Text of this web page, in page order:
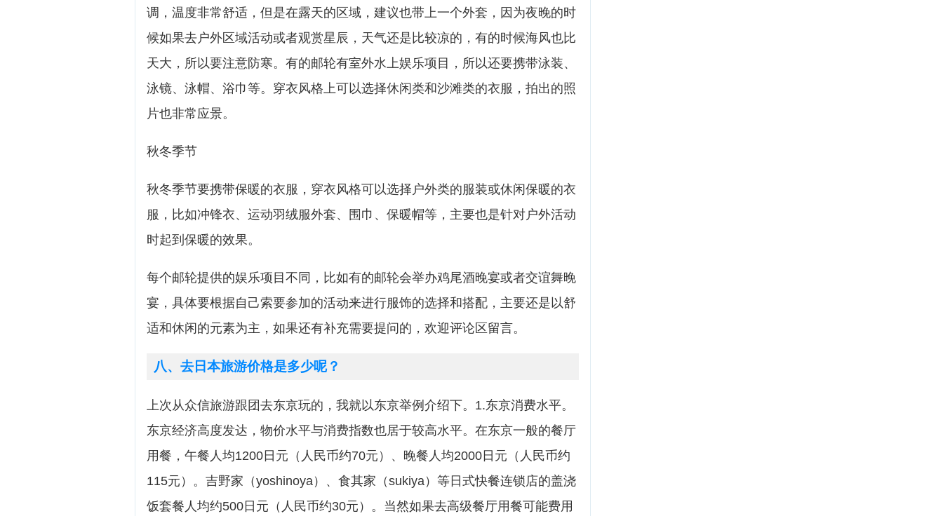
调，温度非常舒适，但是在露天的区域，建议也带上一个外套，因为夜晚的时
候如果去户外区域活动或者观赏星辰，天气还是比较凉的，有的时候海风也比
天大，所以要注意防寒。有的邮轮有室外水上娱乐项目，所以还要携带泳装、
泳镜、泳帽、浴巾等。穿衣风格上可以选择休闲类和沙滩类的衣服，拍出的照
片也非常应景。
秋冬季节
秋冬季节要携带保暖的衣服，穿衣风格可以选择户外类的服装或休闲保暖的衣
服，比如冲锋衣、运动羽绒服外套、围巾、保暖帽等，主要也是针对户外活动
时起到保暖的效果。
每个邮轮提供的娱乐项目不同，比如有的邮轮会举办鸡尾酒晚宴或者交谊舞晚
宴，具体要根据自己索要参加的活动来进行服饰的选择和搭配，主要还是以舒
适和休闲的元素为主，如果还有补充需要提问的，欢迎评论区留言。
八、去日本旅游价格是多少呢？
上次从众信旅游跟团去东京玩的，我就以东京举例介绍下。1.东京消费水平。
东京经济高度发达，物价水平与消费指数也居于较高水平。在东京一般的餐厅
用餐，午餐人均1200日元（人民币约70元）、晚餐人均2000日元（人民币约
115元）。吉野家（yoshinoya）、食其家（sukiya）等日式快餐连锁店的盖浇
饭套餐人均约500日元（人民币约30元）。当然如果去高级餐厅用餐可能费用